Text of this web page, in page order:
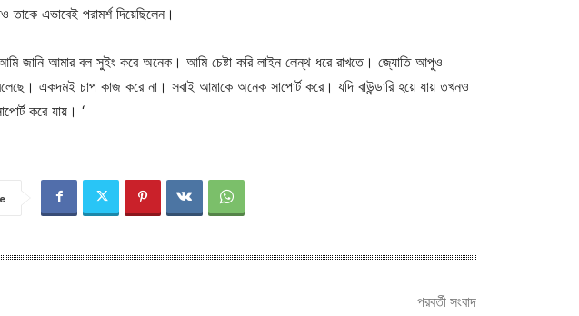
তাকে এভাবেই পরামর্শ দিয়েছিলেন।
জানি আমার বল সুইং করে অনেক। আমি চেষ্টা করি লাইন লেন্থ ধরে রাখতে। জ্যোতি আপুও
একদমই চাপ কাজ করে না। সবাই আমাকে অনেক সাপোর্ট করে। যদি বাউন্ডারি হয়ে যায় তখনও
করে যায়। ‘
পরবর্তী সংবাদ